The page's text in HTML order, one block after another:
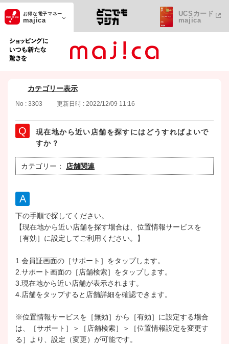
ショッピングにいつも新たな驚きを
お得な電子マネー
majica
UCSカード
majica
カテゴリー表示
No : 3303 更新日時 : 2022/12/09 11:16
現在地から近い店舗を探すにはどうすればよいで
すか？
カテゴリー： 店舗関連
下の手順で探してください。
【現在地から近い店舗を探す場合は、位置情報サービスを
［有効］に設定してご利用ください。】
1.会員証画面の［サポート］をタップします。
2.サポート画面の［店舗検索］をタップします。
3.現在地から近い店舗が表示されます。
4.店舗をタップすると店舗詳細を確認できます。
※位置情報サービスを［無効］から［有効］に設定する場合
は、［サポート］＞［店舗検索］＞［位置情報設定を変更す
る］より、設定（変更）が可能です。